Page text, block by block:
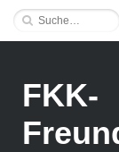
FKK-